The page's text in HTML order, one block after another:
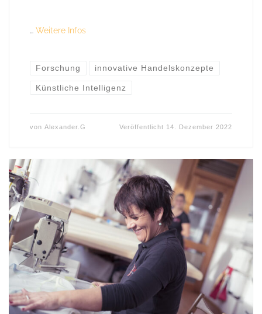
… Weitere Infos
Forschung innovative Handelskonzepte
Künstliche Intelligenz
von Alexander.G Veröffentlicht 14. Dezember 2022